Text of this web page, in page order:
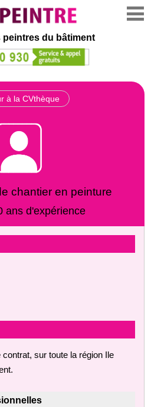
peintres du bâtiment
à la CVthèque
chantier en peinture
ans d'expérience
sur toute la région Ile